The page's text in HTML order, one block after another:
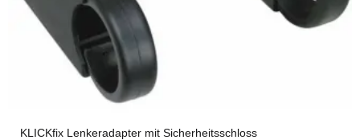
KLICKfix Lenkeradapter mit Sicherheitsschloss